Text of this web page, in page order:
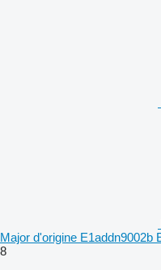
Major d'origine E1addn9002b
8